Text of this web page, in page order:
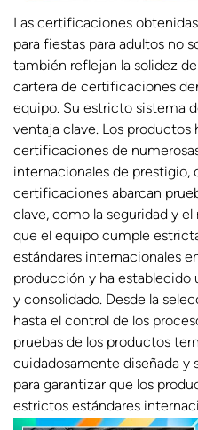
Las certificaciones
para fiestas para adultos no
también reflejan la solidez
cartera de certificaciones
equipo. Su estricto sistema
ventaja clave. Los productos
certificaciones de
internacionales de prestigio,
certificaciones abarcan
clave, como la seguridad y
que el equipo cumple
estándares internacionales
producción y ha establecido
y consolidado. Desde la
hasta el control de los
pruebas de los productos
cuidadosamente diseñada y
para garantizar que los
estrictos estándares